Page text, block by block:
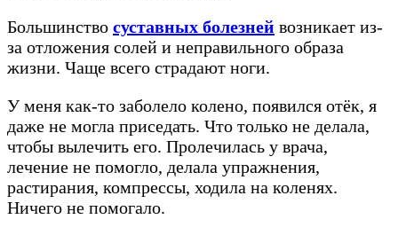
Большинство суставных болезней возникает из-
за отложения солей и неправильного образа
жизни. Чаще всего страдают ноги.
У меня как-то заболело колено, появился отёк, я
даже не могла приседать. Что только не делала,
чтобы вылечить его. Пролечилась у врача,
лечение не помогло, делала упражнения,
растирания, компрессы, ходила на коленях.
Ничего не помогало.